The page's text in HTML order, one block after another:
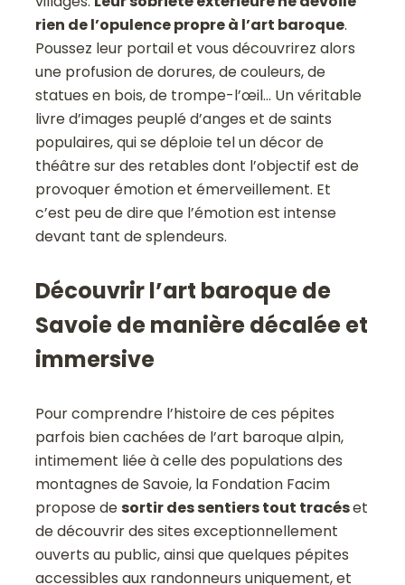
rien de l’opulence propre à l’art baroque.
Poussez leur portail et vous découvrirez alors
une profusion de dorures, de couleurs, de
statues en bois, de trompe-l’œil… Un véritable
livre d’images peuplé d’anges et de saints
populaires, qui se déploie tel un décor de
théâtre sur des retables dont l’objectif est de
provoquer émotion et émerveillement. Et
c’est peu de dire que l’émotion est intense
devant tant de splendeurs.
Découvrir l’art baroque de
Savoie de manière décalée et
immersive
Pour comprendre l’histoire de ces pépites
parfois bien cachées de l’art baroque alpin,
intimement liée à celle des populations des
montagnes de Savoie, la Fondation Facim
propose desortir des sentiers tout tracéset
de découvrir des sites exceptionnellement
ouverts au public, ainsi que quelques pépites
accessibles aux randonneurs uniquement, et